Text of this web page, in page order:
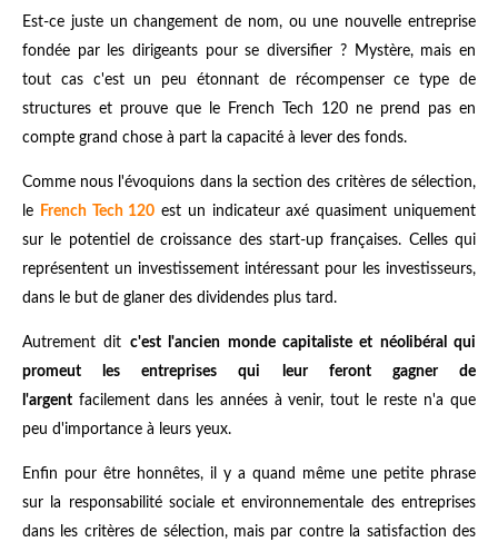
Est-ce juste un changement de nom, ou une nouvelle entreprise
fondée par les dirigeants pour se diversifier ? Mystère, mais en
tout cas c'est un peu étonnant de récompenser ce type de
structures et prouve que le French Tech 120 ne prend pas en
compte grand chose à part la capacité à lever des fonds.
Comme nous l'évoquions dans la section des critères de sélection,
le
French Tech 120 est un indicateur axé quasiment uniquement
sur le potentiel de croissance des start-up françaises. Celles qui
représentent un investissement intéressant pour les investisseurs,
dans le but de glaner des dividendes plus tard.
Autrement dit c'est l'ancien monde capitaliste et néolibéral qui
promeut les entreprises qui leur feront gagner de
l'argent facilement dans les années à venir, tout le reste n'a que
peu d'importance à leurs yeux.
Enfin pour être honnêtes, il y a quand même une petite phrase
sur la responsabilité sociale et environnementale des entreprises
dans les critères de sélection, mais par contre la satisfaction des